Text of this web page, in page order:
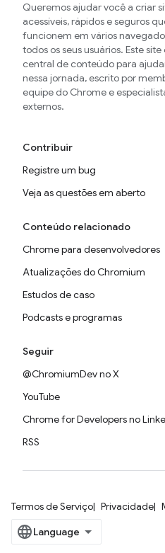
Queremos ajudar você a criar
acessíveis, rápidos e seguros
funcionem em vários
todos os seus usuários. Este site
central de conteúdo para
nessa jornada, escrito por
equipe do Chrome e
externos.
Contribuir
Registre um bug
Veja as questões em aberto
Conteúdo relacionado
Chrome para desenvolvedores
Atualizações do Chromium
Estudos de caso
Podcasts e programas
Seguir
@ChromiumDev no X
YouTube
Chrome for Developers no
RSS
Termos de Serviço Privacidade